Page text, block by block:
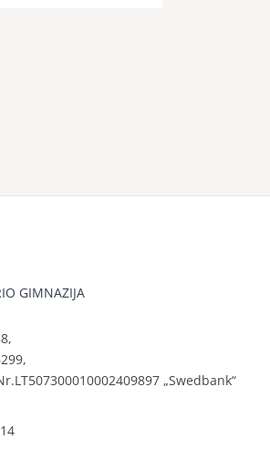
GIMNAZIJA
„Swedbank“